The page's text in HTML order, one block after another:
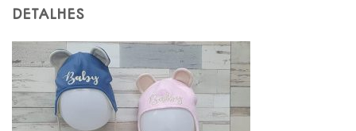
DETALHES